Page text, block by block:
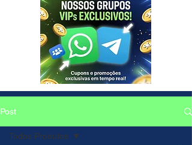
Post
Todos Produtos